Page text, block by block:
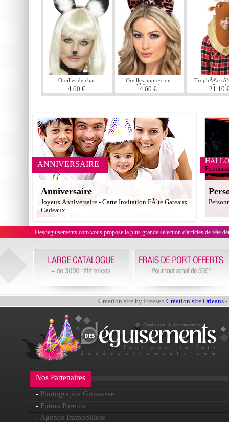
Oreilles de chat
4.60 €
Oreilles impression
lÃ©opard
4.60 €
TrophÃ©e
Deer !
21.10
ANNIVERSAIRE
Anniversaire
Joyeux Anniversaire - Carte Invitation FÃªte Gateaux
Cadeaux
Desdeguisements.com vous propose la plus grande sélection d'articles de fête
Creation site by FreeseoCréation site Orleans -
Nos Partenaires
- Photographe Grossesse
- Futurs Parents
- Agence Immobiliere